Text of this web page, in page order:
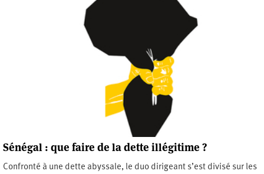
Sénégal : que faire de la dette illégitime ?
Confronté à une dette abyssale, le duo dirigeant s’est divisé sur les